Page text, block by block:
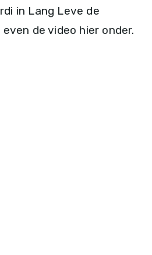
in Lang Leve de
de video hier onder.